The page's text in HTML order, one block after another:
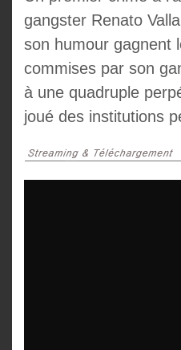
gangster Renato
son humour gagnent
commises par son
à une quadruple
joué des institutions